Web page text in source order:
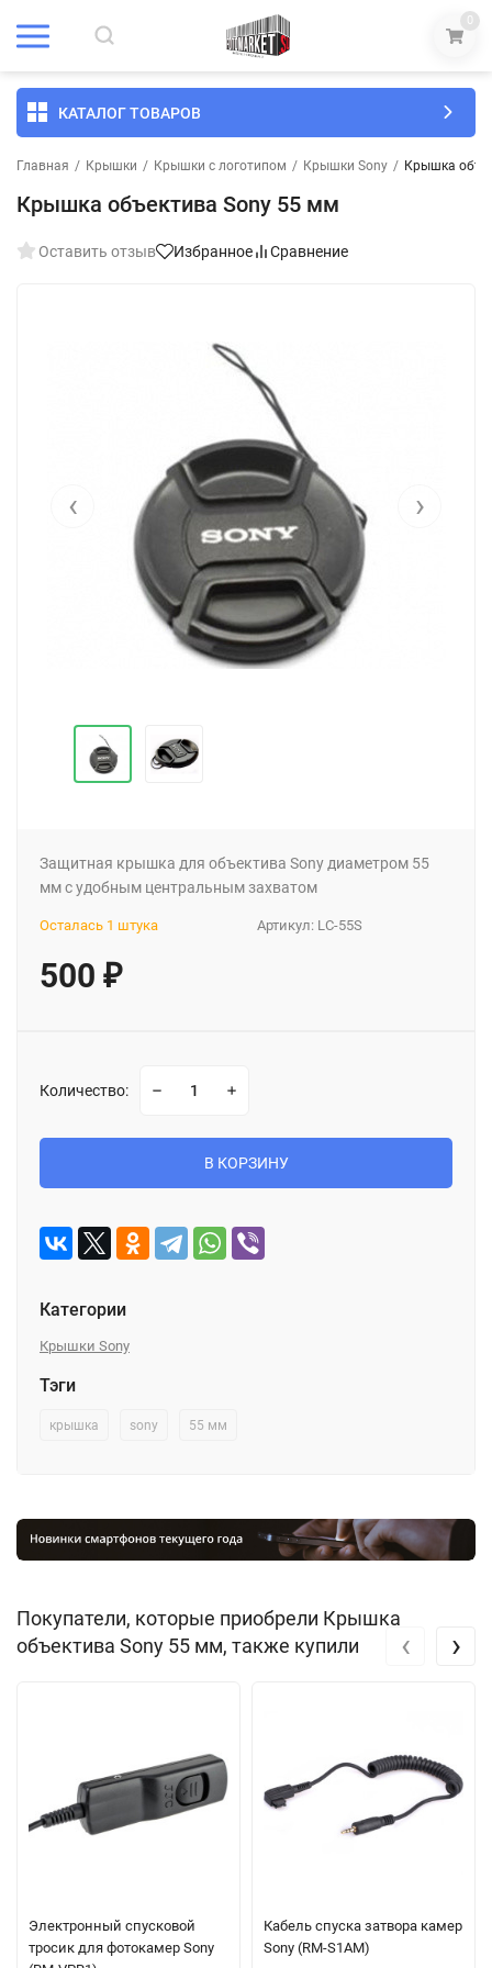
0
КАТАЛОГ ТОВАРОВ
Главная / Крышки / Крышки с логотипом / Крышки Sony / Крышка
Крышка объектива Sony 55 мм
Оставить отзыв Избранное Сравнение
‹ ›
Защитная крышка для объектива Sony диаметром 55
мм с удобным центральным захватом
Артикул: LC-55S
Осталась 1 штука
500 ₽
Количество:
В КОРЗИНУ
Категории
Крышки Sony
Тэги
крышка sony 55 мм
Покупатели, которые приобрели Крышка
объектива Sony 55 мм, также купили
Электронный спусковой
тросик для фотокамер Sony
Кабель спуска затвора камер
Sony (RM-S1AM)
‹ ›